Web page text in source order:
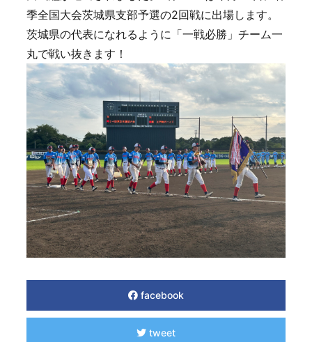
季全国大会茨城県支部予選の2回戦に出場します。
茨城県の代表になれるように「一戦必勝」チーム一
丸で戦い抜きます！
facebook
tweet